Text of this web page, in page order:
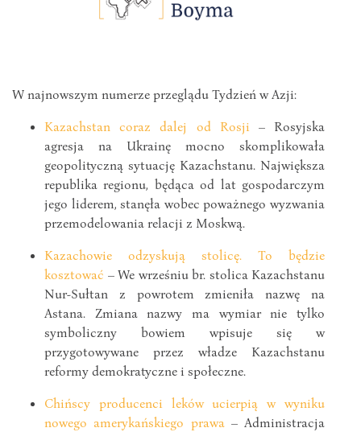
W najnowszym numerze przeglądu Tydzień w Azji:
Kazachstan coraz dalej od Rosji – Rosyjska
agresja na Ukrainę mocno skomplikowała
geopolityczną sytuację Kazachstanu. Największa
republika regionu, będąca od lat gospodarczym
jego liderem, stanęła wobec poważnego wyzwania
przemodelowania relacji z Moskwą.
Kazachowie odzyskują stolicę. To będzie
kosztować – We wrześniu br. stolica Kazachstanu
Nur-Sułtan z powrotem zmieniła nazwę na
Astana. Zmiana nazwy ma wymiar nie tylko
symboliczny bowiem wpisuje się w
przygotowywane przez władze Kazachstanu
reformy demokratyczne i społeczne.
Chińscy producenci leków ucierpią w wyniku
nowego amerykańskiego prawa– Administracja